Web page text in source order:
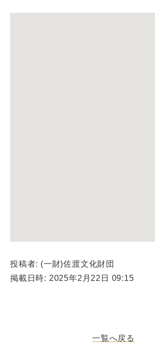
投稿者: (一財)佐渡文化財団
掲載日時: 2025年2月22日 09:15
一覧へ戻る